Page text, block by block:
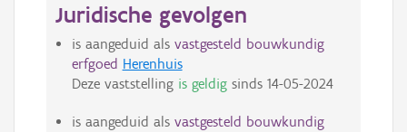
Juridische gevolgen
is aangeduid als vastgesteld bouwkundig
erfgoed Herenhuis
Deze vaststelling is geldigsinds 14-05-2024
is aangeduid als vastgesteld bouwkundig